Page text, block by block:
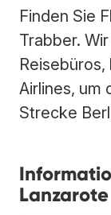
Finden Sie
Trabber.
Airlines, um
Strecke
Lanzarote